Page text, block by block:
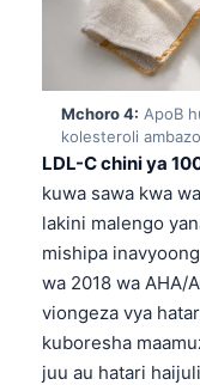
Mchoro 4: ApoB
kolesteroli
LDL-C chini ya
kuwa sawa kwa
lakini malengo
mishipa
wa 2018 wa AHA/
viongeza vya
kuboresha
juu au hatari